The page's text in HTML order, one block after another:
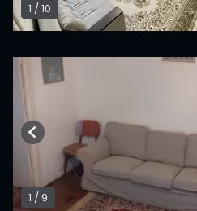
1 /10
1 / 9
Previous